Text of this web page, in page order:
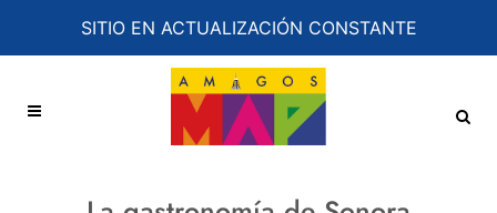
SITIO EN ACTUALIZACIÓN CONSTANTE